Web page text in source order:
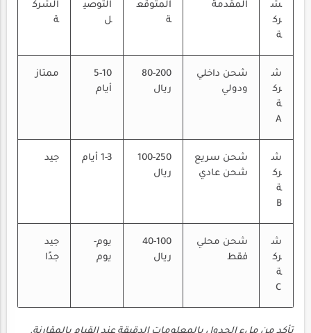
ش
رك
ة
المقدمة
المتوقع
ة
التوصي
ل
الشرك
ة
ش
رك
ة
A
شحن داخلي
ودولي
80-200
ريال
5-10
أيام
ممتاز
ش
رك
ة
B
شحن سريع
شحن عادي
100-250
ريال
1-3 أيام جيد
ش
رك
ة
C
شحن محلي
فقط
40-100
ريال
يوم-
يوم
جيد
جدًا